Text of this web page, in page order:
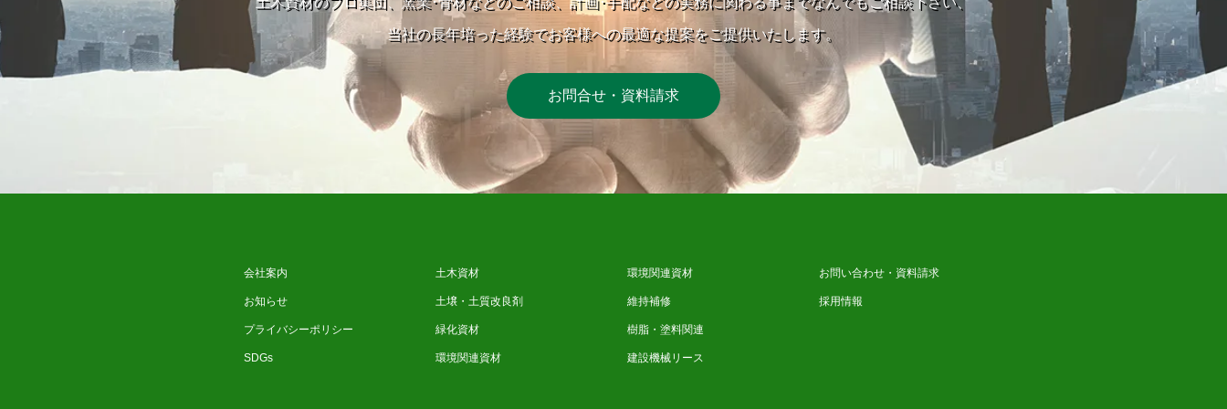
当社の長年培った経験でお客様への最適な提案をご提供いたします。
お問合せ・資料請求
会社案内
お知らせ
プライバシーポリシー
SDGs
土木資材
土壌・土質改良剤
緑化資材
環境関連資材
環境関連資材
維持補修
樹脂・塗料関連
建設機械リース
お問い合わせ・資料請求
採用情報